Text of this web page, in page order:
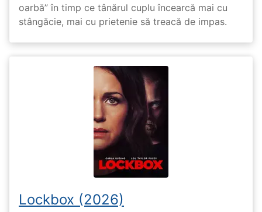
oarbă” în timp ce tânărul cuplu încearcă mai cu
stângăcie, mai cu prietenie să treacă de impas.
Lockbox (2026)